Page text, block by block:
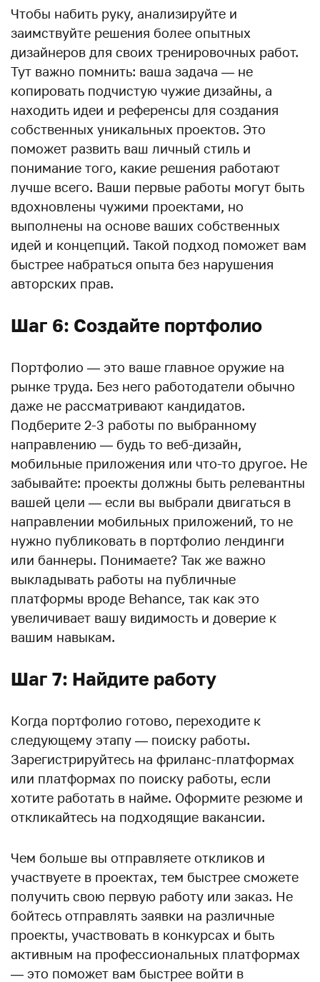
Чтобы набить руку, анализируйте и
заимствуйте решения более опытных
дизайнеров для своих тренировочных работ.
Тут важно помнить: ваша задача — не
копировать подчистую чужие дизайны, а
находить идеи и референсы для создания
собственных уникальных проектов. Это
поможет развить ваш личный стиль и
понимание того, какие решения работают
лучше всего. Ваши первые работы могут быть
вдохновлены чужими проектами, но
выполнены на основе ваших собственных
идей и концепций. Такой подход поможет вам
быстрее набраться опыта без нарушения
авторских прав.
Шаг 6: Создайте портфолио
Портфолио — это ваше главное оружие на
рынке труда. Без него работодатели обычно
даже не рассматривают кандидатов.
Подберите 2-3 работы по выбранному
направлению — будь то веб-дизайн,
мобильные приложения или что-то другое. Не
забывайте: проекты должны быть релевантны
вашей цели — если вы выбрали двигаться в
направлении мобильных приложений, то не
нужно публиковать в портфолио лендинги
или баннеры. Понимаете? Так же важно
выкладывать работы на публичные
платформы вроде Behance, так как это
увеличивает вашу видимость и доверие к
вашим навыкам.
Шаг 7: Найдите работу
Когда портфолио готово, переходите к
следующему этапу — поиску работы.
Зарегистрируйтесь на фриланс-платформах
или платформах по поиску работы, если
хотите работать в найме. Оформите резюме и
откликайтесь на подходящие вакансии.
Чем больше вы отправляете откликов и
участвуете в проектах, тем быстрее сможете
получить свою первую работу или заказ. Не
бойтесь отправлять заявки на различные
проекты, участвовать в конкурсах и быть
активным на профессиональных платформах
— это поможет вам быстрее войти в